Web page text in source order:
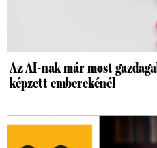
Az AI-nak már most
képzett emberekénél